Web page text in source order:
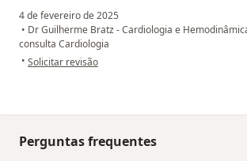
4 de fevereiro de 2025
• Dr Guilherme Bratz - Cardiologia e
consulta Cardiologia
• na opinião do utilizador GM
Solicitar revisão
Perguntas frequentes